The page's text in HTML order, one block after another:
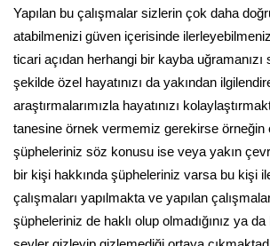
Yapılan bu çalışmalar sizlerin çok daha
atabilmenizi güven içerisinde
ticari açıdan herhangi bir kayba uğramanızı
şekilde özel hayatınızı da yakından
araştırmalarımızla hayatınızı
tanesine örnek vermemiz gerekirse örneğin
şüpheleriniz söz konusu ise veya yakın
bir kişi hakkında şüpheleriniz varsa bu kişi
çalışmaları yapılmakta ve yapılan
şüpheleriniz de haklı olup olmadığınız ya